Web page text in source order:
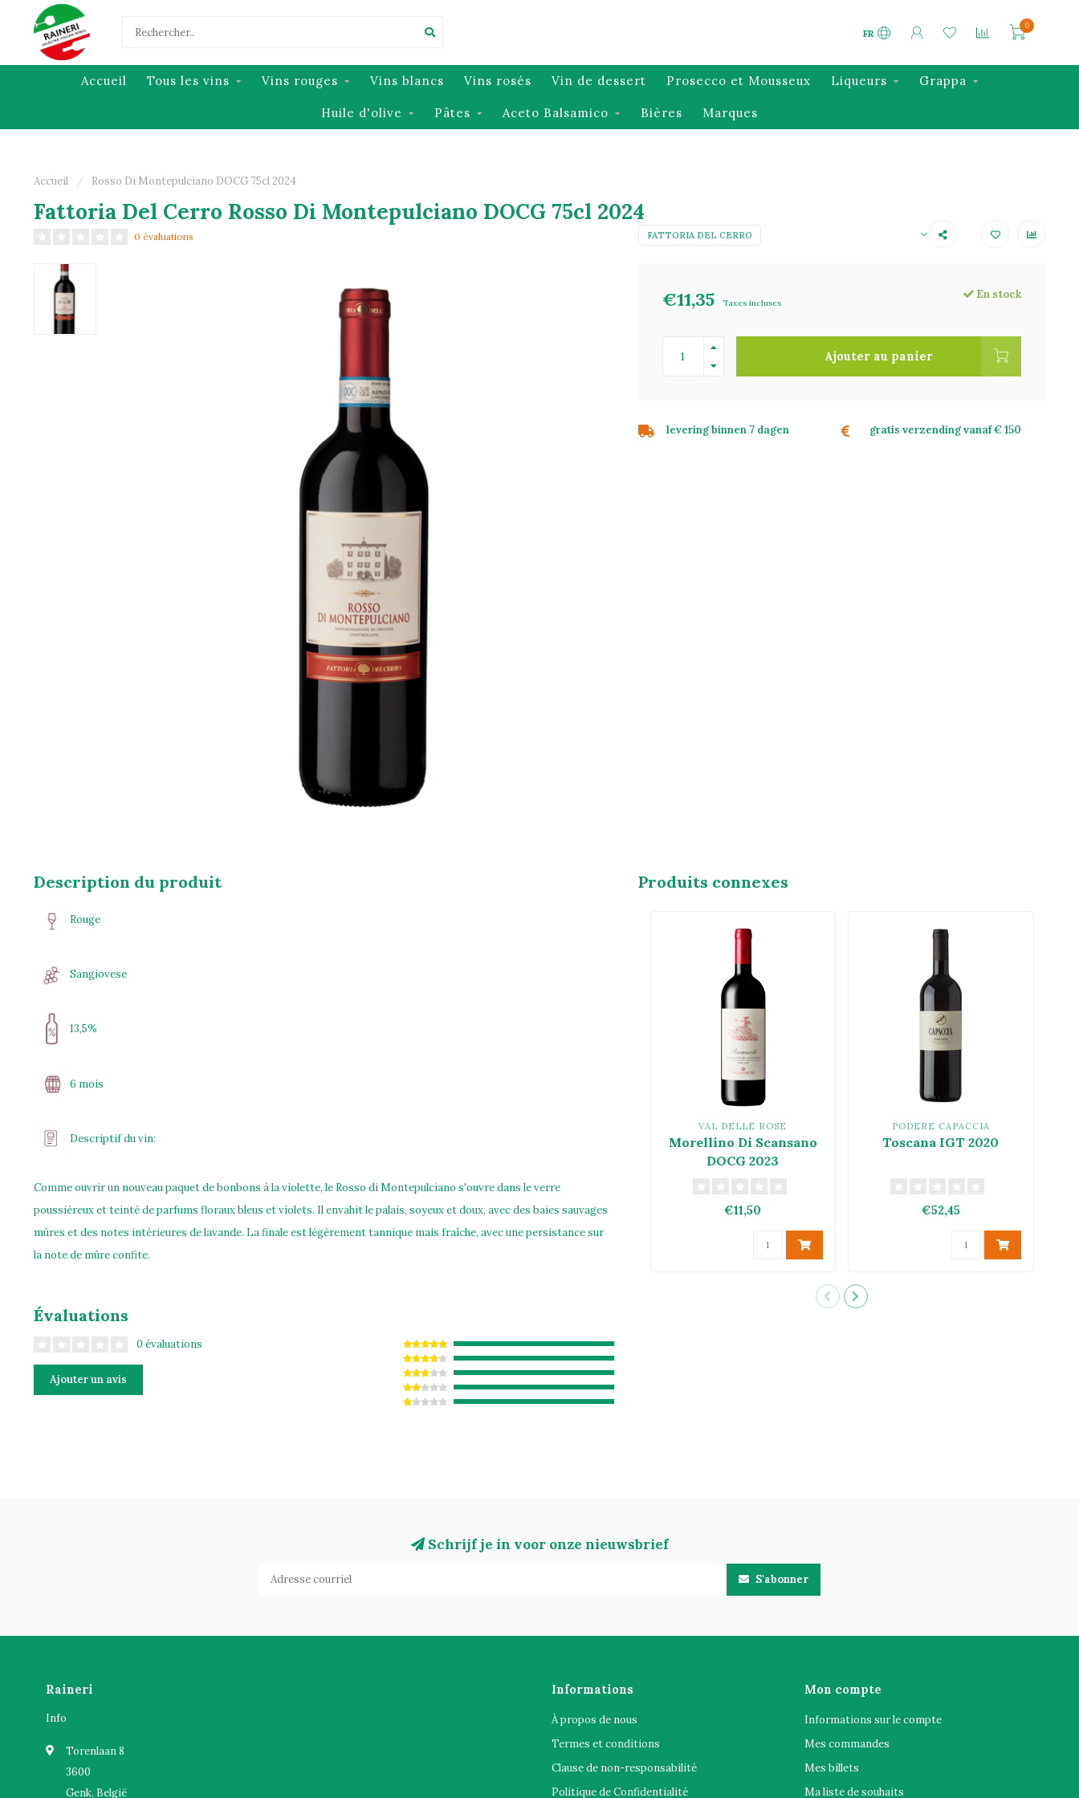
FR
0
Accueil Tous les vins Vins rouges Vins blancs Vins rosés Vin de dessert Prosecco et Mousseux Liqueurs Grappa
Huile d'olive Pâtes Aceto Balsamico Bières Marques
Accueil / Rosso Di Montepulciano DOCG 75cl 2024
Fattoria Del Cerro Rosso Di Montepulciano DOCG 75cl 2024
0 évaluations FATTORIA DEL CERRO
€11,35 Taxes incluses
En stock
Ajouter au panier
levering binnen 7 dagen gratis verzending vanaf € 150
Description du produit
Rouge
Sangiovese
13,5%
6 mois
Descriptif du vin:
Comme ouvrir un nouveau paquet de bonbons à la violette, le Rosso di Montepulciano s'ouvre dans le verre
poussiéreux et teinté de parfums floraux bleus et violets. Il envahit le palais, soyeux et doux, avec des baies sauvages
mûres et des notes intérieures de lavande. La finale est légèrement tannique mais fraîche, avec une persistance sur
la note de mûre confite.
Évaluations
0 évaluations
Ajouter un avis
Produits connexes
VAL DELLE ROSE
Morellino Di Scansano
DOCG 2023
€11,50
PODERE CAPACCIA
Toscana IGT 2020
€52,45
Schrijf je in voor onze nieuwsbrief
S'abonner
Raineri
Info
Torenlaan 8
3600
Genk, België
Informations
À propos de nous
Termes et conditions
Clause de non-responsabilité
Politique de Confidentialité
Mon compte
Informations sur le compte
Mes commandes
Mes billets
Ma liste de souhaits